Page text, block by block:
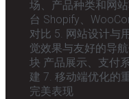
场、产品种类和网
台 Shopify、
对比 5. 网站设计与
觉效果与友好的导
块 产品展示、支付
建 7. 移动端优化的
完美表现